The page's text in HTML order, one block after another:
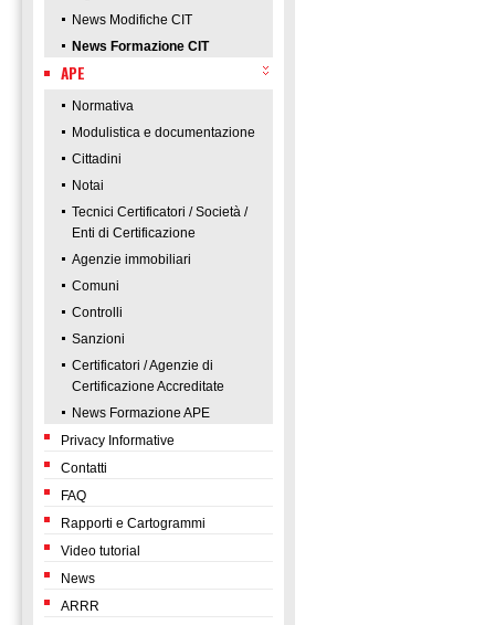
News Modifiche CIT
News Formazione CIT
APE
Normativa
Modulistica e documentazione
Cittadini
Notai
Tecnici Certificatori / Società /
Enti di Certificazione
Agenzie immobiliari
Comuni
Controlli
Sanzioni
Certificatori / Agenzie di
Certificazione Accreditate
News Formazione APE
Privacy Informative
Contatti
FAQ
Rapporti e Cartogrammi
Video tutorial
News
ARRR